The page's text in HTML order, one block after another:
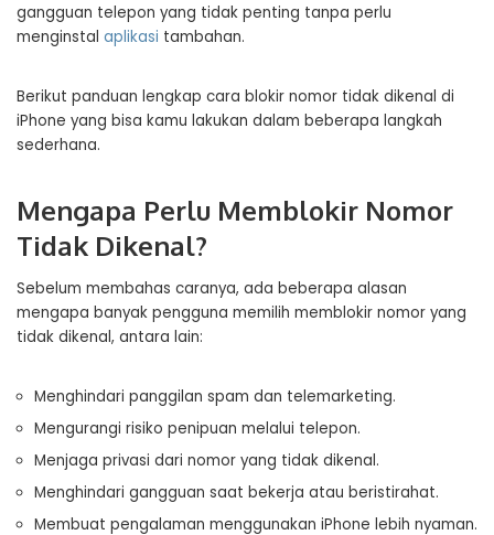
gangguan telepon yang tidak penting tanpa perlu
menginstal aplikasi tambahan.
Berikut panduan lengkap cara blokir nomor tidak dikenal di
iPhone yang bisa kamu lakukan dalam beberapa langkah
sederhana.
Mengapa Perlu Memblokir Nomor
Tidak Dikenal?
Sebelum membahas caranya, ada beberapa alasan
mengapa banyak pengguna memilih memblokir nomor yang
tidak dikenal, antara lain:
Menghindari panggilan spam dan telemarketing.
Mengurangi risiko penipuan melalui telepon.
Menjaga privasi dari nomor yang tidak dikenal.
Menghindari gangguan saat bekerja atau beristirahat.
Membuat pengalaman menggunakan iPhone lebih nyaman.